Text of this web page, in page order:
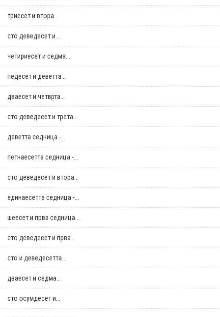
триесет и втора...
сто деведесет и...
четириесет и седма...
педесет и деветта...
дваесет и четврта...
сто деведесет и трета...
деветта седница -...
петнаесетта седница -...
сто деведесет и втора...
единаесетта седница -...
шеесет и прва седница...
сто деведесет и прва...
сто и деведесетта...
дваесет и седма...
сто осумдесет и...